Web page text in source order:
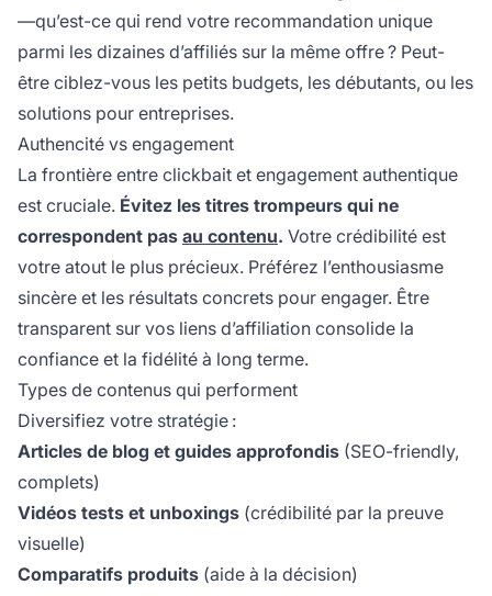
—qu’est-ce qui rend votre recommandation unique
parmi les dizaines d’affiliés sur la même offre ? Peut-
être ciblez-vous les petits budgets, les débutants, ou les
solutions pour entreprises.
Authencité vs engagement
La frontière entre clickbait et engagement authentique
est cruciale. Évitez les titres trompeurs qui ne
correspondent pas au contenu. Votre crédibilité est
votre atout le plus précieux. Préférez l’enthousiasme
sincère et les résultats concrets pour engager. Être
transparent sur vos liens d’affiliation consolide la
confiance et la fidélité à long terme.
Types de contenus qui performent
Diversifiez votre stratégie :
Articles de blog et guides approfondis (SEO-friendly,
complets)
Vidéos tests et unboxings (crédibilité par la preuve
visuelle)
Comparatifs produits (aide à la décision)